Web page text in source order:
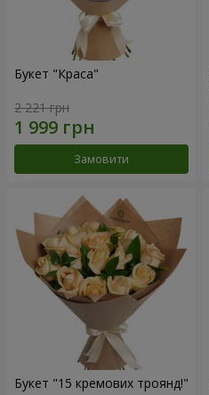
Букет "Краса"
2 221 грн
Замовити
Букет "15 кремових троянд!"